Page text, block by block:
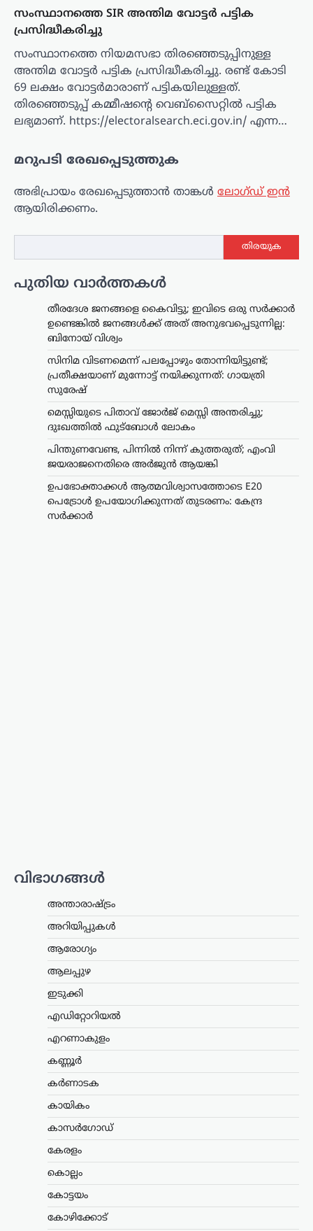
സംസ്ഥാനത്തെ SIR അന്തിമ വോട്ടർ പട്ടിക
പ്രസിദ്ധീകരിച്ചു
സംസ്ഥാനത്തെ നിയമസഭാ തിരഞ്ഞെടുപ്പിനുള്ള
അന്തിമ വോട്ടർ പട്ടിക പ്രസിദ്ധീകരിച്ചു. രണ്ട് കോടി
69 ലക്ഷം വോട്ടർമാരാണ് പട്ടികയിലുള്ളത്.
തിരഞ്ഞെടുപ്പ് കമ്മീഷന്റെ വെബ്സൈറ്റിൽ പട്ടിക
ലഭ്യമാണ്. https://electoralsearch.eci.gov.in/ എന്ന…
മറുപടി രേഖപ്പെടുത്തുക
അഭിപ്രായം രേഖപ്പെടുത്താ‍ൻ താങ്കൾ ലോഗ്ഡ് ഇൻ
ആയിരിക്കണം.
തിരയുക
പുതിയ വാർത്തകൾ
തീരദേശ ജനങ്ങളെ കൈവിട്ടു; ഇവിടെ ഒരു സര്‍ക്കാര്‍
ഉണ്ടെങ്കില്‍ ജനങ്ങള്‍ക്ക് അത് അനുഭവപ്പെടുന്നില്ല:
ബിനോയ് വിശ്വം
സിനിമ വിടണമെന്ന് പലപ്പോഴും തോന്നിയിട്ടുണ്ട്;
പ്രതീക്ഷയാണ് മുന്നോട്ട് നയിക്കുന്നത്: ഗായത്രി
സുരേഷ്
മെസ്സിയുടെ പിതാവ് ജോർജ് മെസ്സി അന്തരിച്ചു;
ദുഃഖത്തിൽ ഫുട്ബോൾ ലോകം
പിന്തുണവേണ്ട, പിന്നില്‍ നിന്ന് കുത്തരുത്; എംവി
ജയരാജനെതിരെ അര്‍ജുന്‍ ആയങ്കി
ഉപഭോക്താക്കൾ ആത്മവിശ്വാസത്തോടെ E20
പെട്രോൾ ഉപയോഗിക്കുന്നത് തുടരണം: കേന്ദ്ര
സർക്കാർ
വിഭാഗങ്ങൾ
അന്താരാഷ്ട്രം
അറിയിപ്പുകൾ
ആരോഗ്യം
ആലപ്പുഴ
ഇടുക്കി
എഡിറ്റോറിയൽ
എറണാകുളം
കണ്ണൂർ
കർണാടക
കായികം
കാസർഗോഡ്
കേരളം
കൊല്ലം
കോട്ടയം
കോഴിക്കോട്
ആത്മവിശ്വാസത്തോടെ ഇന്ധനം
ഉപയോഗിക്കാമെന്ന് കേന്ദ്ര പെട്രോളിയം,
പ്രകൃതി വാതക മന്ത്രാലയം വ്യക്തമാക്കി.
പൊതുമേഖല ഓയിൽ മാർക്കറ്റിങ്
കമ്പനികൾ (ഒഎംസികൾ) വിതരണം…
‘കേരളത്തിൽ ബിജെപി
അല്ല, പക്ഷേ
ബിജെപിക്കായി
ഭരിക്കുന്നത് യുഡിഎഫ്’;
സതീശനെതിരെ എം.വി.
അധികാരത്തിലില്ലെങ്കിലും വി.ഡി.
സതീശന്റെ നേതൃത്വത്തിലുള്ള യുഡിഎഫ്
അജണ്ടകൾ നടപ്പാക്കുകയാണെന്ന്
എം.വി. ഗോവിന്ദൻ മാസ്റ്റർ ആരോപിച്ചു.